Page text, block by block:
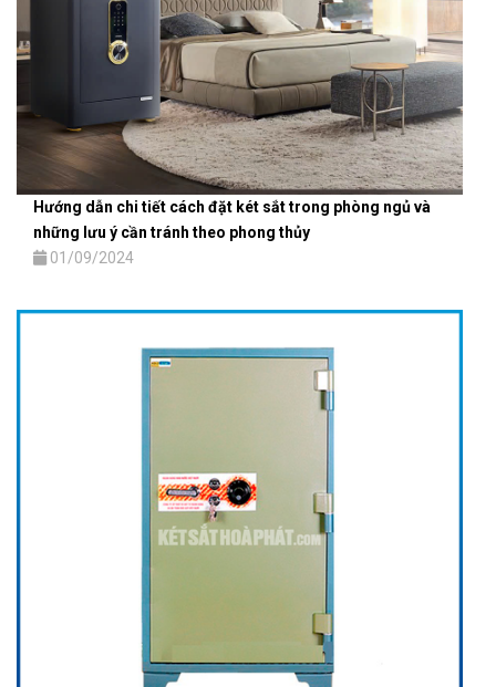
Hướng dẫn chi tiết cách đặt két sắt trong phòng ngủ và
những lưu ý cần tránh theo phong thủy
01/09/2024